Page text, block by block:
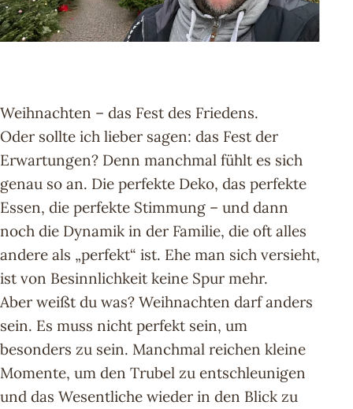
Weihnachten – das Fest des Friedens.
Oder sollte ich lieber sagen: das Fest der
Erwartungen? Denn manchmal fühlt es sich
genau so an. Die perfekte Deko, das perfekte
Essen, die perfekte Stimmung – und dann
noch die Dynamik in der Familie, die oft alles
andere als „perfekt“ ist. Ehe man sich versieht,
ist von Besinnlichkeit keine Spur mehr.
Aber weißt du was? Weihnachten darf anders
sein. Es muss nicht perfekt sein, um
besonders zu sein. Manchmal reichen kleine
Momente, um den Trubel zu entschleunigen
und das Wesentliche wieder in den Blick zu